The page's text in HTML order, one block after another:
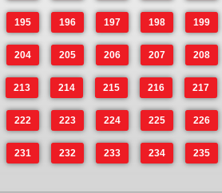
195 196 197 198 199
204 205 206 207 208
213 214 215 216 217
222 223 224 225 226
231 232 233 234 235